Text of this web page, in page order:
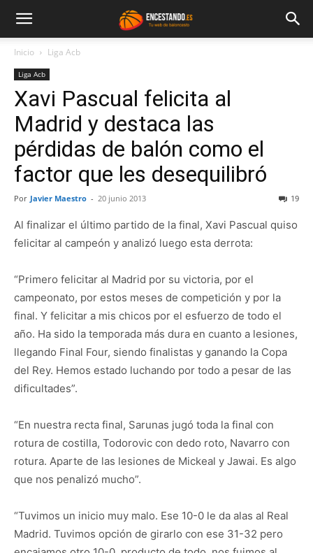
Inicio Liga Acb
Liga Acb
Xavi Pascual felicita al
Madrid y destaca las
pérdidas de balón como el
factor que les desequilibró
Por Javier Maestro - 20 junio 2013 19
Al finalizar el último partido de la final, Xavi Pascual quiso
felicitar al campeón y analizó luego esta derrota:
“Primero felicitar al Madrid por su victoria, por el
campeonato, por estos meses de competición y por la
final. Y felicitar a mis chicos por el esfuerzo de todo el
año. Ha sido la temporada más dura en cuanto a lesiones,
llegando Final Four, siendo finalistas y ganando la Copa
del Rey. Hemos estado luchando por todo a pesar de las
dificultades”.
“En nuestra recta final, Sarunas jugó toda la final con
rotura de costilla, Todorovic con dedo roto, Navarro con
rotura. Aparte de las lesiones de Mickeal y Jawai. Es algo
que nos penalizó mucho”.
“Tuvimos un inicio muy malo. Ese 10-0 le da alas al Real
Madrid. Tuvimos opción de girarlo con ese 31-32 pero